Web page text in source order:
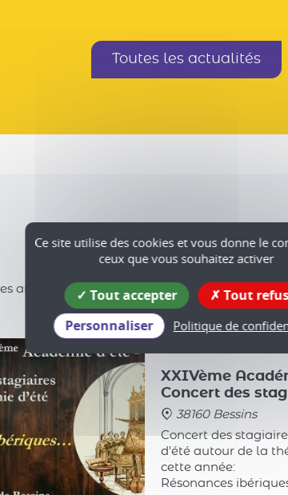
Toutes les actualités
Agenda
animations dans les communes, les
ven. 14
XXIVème
Concert des
38160 Bessins
Concert des
d'été autour de la
cette année:
Résonances
Ce site utilise des cookies et vous donne le
ceux que vous souhaitez activer
Tout accepter
Tout
Personnaliser
Politique de